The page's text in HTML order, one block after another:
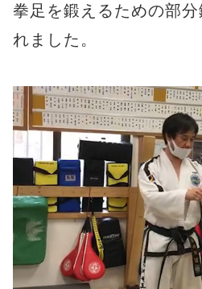
拳足を鍛えるための部
れました。